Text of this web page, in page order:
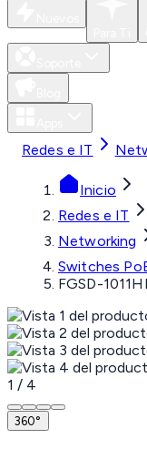
Redes e IT
Inicio
Redes e IT
Networking
Switches
FGSD-
1 / 4
360°